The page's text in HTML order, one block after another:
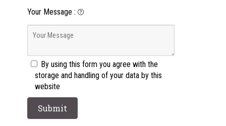
Your Message :
By using this form you agree with the
storage and handling of your data by this
website